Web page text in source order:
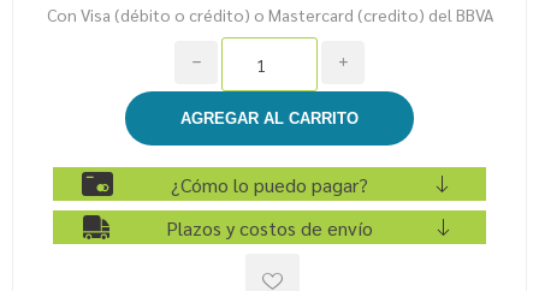
Con Visa (débito o crédito) o Mastercard (credito) del BBVA
i
h
¿Cómo lo puedo pagar?
Plazos y costos de envío